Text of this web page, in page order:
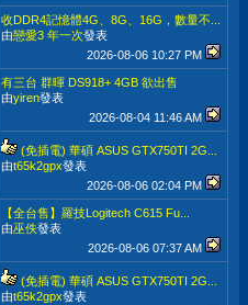
收DDR4記憶體4G、8G、16G，數量不...
由戀愛3 年一次發表
2026-08-06 10:27 PM
有三台 群暉 DS918+ 4GB 欲出售
由yiren發表
2026-08-04 11:46 AM
(免插電) 華碩 ASUS GTX750TI 2G...
由t65k2gpx發表
2026-08-06 02:04 PM
【全台售】羅技Logitech C615 Fu...
由巫佚發表
2026-08-06 07:37 AM
(免插電) 華碩 ASUS GTX750TI 2G...
由t65k2gpx發表